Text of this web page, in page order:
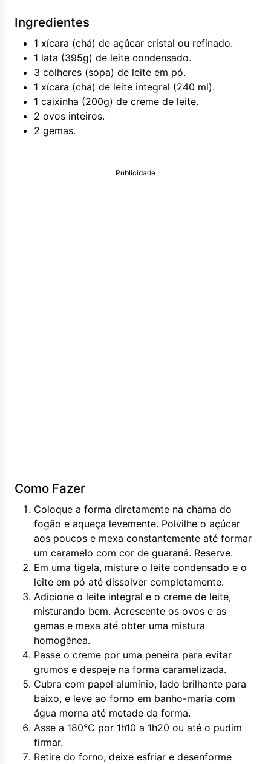
Ingredientes
1 xícara (chá) de açúcar cristal ou refinado.
1 lata (395g) de leite condensado.
3 colheres (sopa) de leite em pó.
1 xícara (chá) de leite integral (240 ml).
1 caixinha (200g) de creme de leite.
2 ovos inteiros.
2 gemas.
Publicidade
Como Fazer
Coloque a forma diretamente na chama do
fogão e aqueça levemente. Polvilhe o açúcar
aos poucos e mexa constantemente até formar
um caramelo com cor de guaraná. Reserve.
Em uma tigela, misture o leite condensado e o
leite em pó até dissolver completamente.
Adicione o leite integral e o creme de leite,
misturando bem. Acrescente os ovos e as
gemas e mexa até obter uma mistura
homogênea.
Passe o creme por uma peneira para evitar
grumos e despeje na forma caramelizada.
Cubra com papel alumínio, lado brilhante para
baixo, e leve ao forno em banho-maria com
água morna até metade da forma.
Asse a 180°C por 1h10 a 1h20 ou até o pudim
firmar.
Retire do forno, deixe esfriar e desenforme